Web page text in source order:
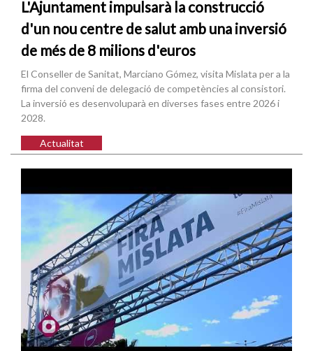
L'Ajuntament impulsarà la construcció
d'un nou centre de salut amb una inversió
de més de 8 milions d'euros
El Conseller de Sanitat, Marciano Gómez, visita Mislata per a la
firma del conveni de delegació de competències al consistori.
La inversió es desenvoluparà en diverses fases entre 2026 i
2028.
Actualitat